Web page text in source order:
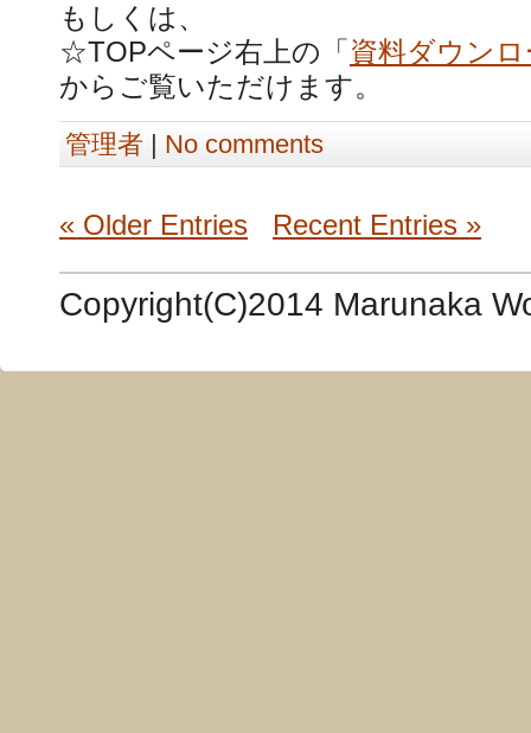
もしくは、
☆TOPページ右上の「 資料ダウン
からご覧いただけます。
管理者 | No comments
« Older Entries Recent Entries »
Copyright(C)2014 Marunaka